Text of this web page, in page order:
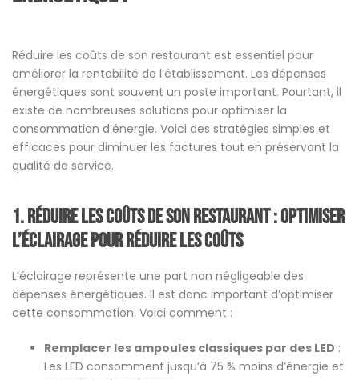
Réduire les coûts de son restaurant est essentiel pour
améliorer la rentabilité de l’établissement. Les dépenses
énergétiques sont souvent un poste important. Pourtant, il
existe de nombreuses solutions pour optimiser la
consommation d’énergie. Voici des stratégies simples et
efficaces pour diminuer les factures tout en préservant la
qualité de service.
1. réduire les coûts de son restaurant :Optimiser
l’éclairage pour réduire les coûts
L’éclairage représente une part non négligeable des
dépenses énergétiques. Il est donc important d’optimiser
cette consommation. Voici comment :
Remplacer les ampoules classiques par des LED :
Les LED consomment jusqu’à 75 % moins d’énergie et